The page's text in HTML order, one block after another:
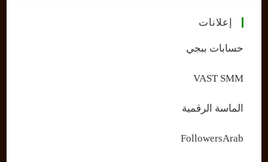
إعلانات
حسابات ببجي
VAST SMM
الماسة الرقمية
FollowersArab